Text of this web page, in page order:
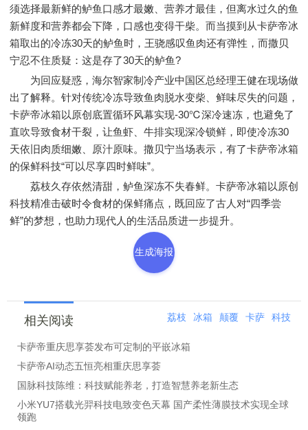
须选择最新鲜的鲈鱼口感才最嫩、营养才最佳，但离水过久的鱼
新鲜度和营养都会下降，口感也变得干柴。而当摸到从卡萨帝冰
箱取出的冷冻30天的鲈鱼时，王骁感叹鱼肉还有弹性，而撒贝
宁忍不住质疑：这是存了30天的鲈鱼?
为回应疑惑，海尔智家制冷产业中国区总经理王健在现场做
出了解释。针对传统冷冻导致鱼肉脱水变柴、鲜味尽失的问题，
卡萨帝冰箱以原创底置循环风幕实现-30℃深冷速冻，也避免了
直吹导致食材干裂，让鱼虾、牛排实现深冷锁鲜，即使冷冻30
天依旧肉质细嫩、原汁原味。撒贝宁当场表示，有了卡萨帝冰箱
的保鲜科技“可以尽享四时鲜味”。
荔枝久存依然清甜，鲈鱼深冻不失春鲜。卡萨帝冰箱以原创
科技精准击破时令食材的保鲜痛点，既回应了古人对“四季尝
鲜”的梦想，也助力现代人的生活品质进一步提升。
生成海报
相关阅读 荔枝 冰箱 颠覆 卡萨 科技
卡萨帝重庆思享荟发布可定制的平嵌冰箱
卡萨帝AI动态五恒亮相重庆思享荟
国脉科技陈维：科技赋能养老，打造智慧养老新生态
小米YU7搭载光羿科技电致变色天幕 国产柔性薄膜技术实现全球
领跑